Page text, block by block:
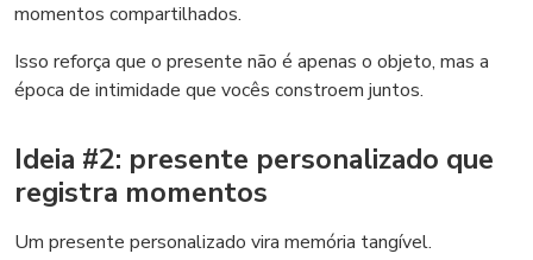
momentos compartilhados.
Isso reforça que o presente não é apenas o objeto, mas a
época de intimidade que vocês constroem juntos.
Ideia #2: presente personalizado que
registra momentos
Um presente personalizado vira memória tangível.